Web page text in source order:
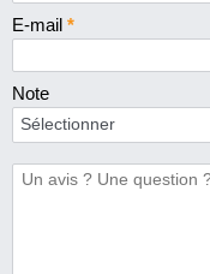
E-mail *
Note